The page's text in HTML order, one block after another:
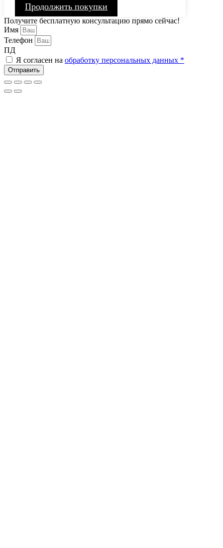
Продолжить покупки
Получите бесплатную консультацию прямо сейчас!
Имя
Телефон
ПД
Я согласен на обработку персональных данных *
Отправить